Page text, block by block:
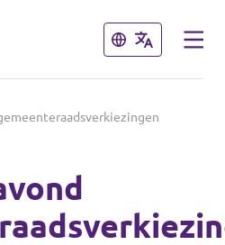
Sluiten
dichtbij
Sluiten